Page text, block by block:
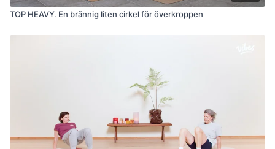
TOP HEAVY. En brännig liten cirkel för överkroppen